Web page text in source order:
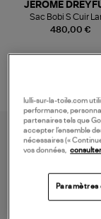
480,00 €
JEROME
Sac Bobi S Cuir
Champagne
lulli-sur-la-toile.com
performance,
partenaires tels que
accepter l’ensemble
nécessaires («
vos données,
Paramètres